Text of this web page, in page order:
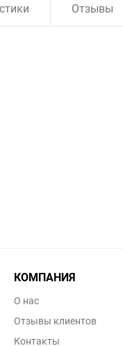
Отзывы
КОМПАНИЯ
О нас
Отзывы клиентов
Контакты